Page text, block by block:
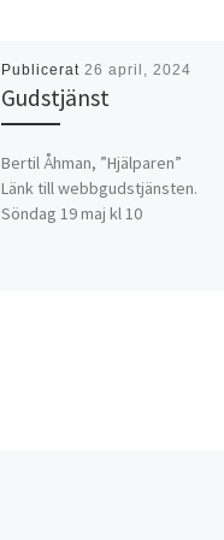
Publicerat 26 april, 2024
Gudstjänst
Bertil Åhman, ”Hjälparen”
Länk till webbgudstjänsten.
Söndag 19 maj kl 10